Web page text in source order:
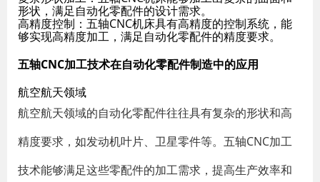
形状，满足自动化零配件的设计需求。
高精度控制 ：五轴CNC机床具有高精度的控制系统，能
够实现高精度加工，满足自动化零配件的精度要求。
五轴CNC加工技术在自动化零配件制造中的应用
航空航天领域
航空航天领域的自动化零配件往往具有复杂的形状和高
精度要求，如发动机叶片、卫星零件等。五轴CNC加工
技术能够满足这些零配件的加工需求，提高生产效率和